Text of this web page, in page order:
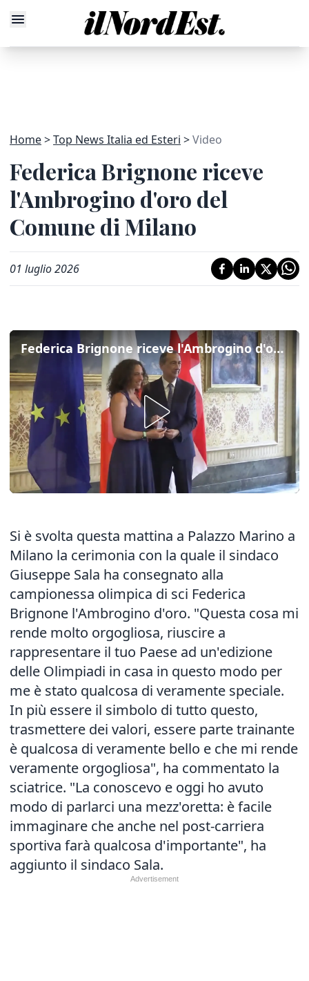
Home Top News Italia ed Esteri Video
Federica Brignone riceve
l'Ambrogino d'oro del
Comune di Milano
01 luglio 2026
Federica Brignone riceve l'Ambrogino d'oro del Comune di Milano
Si è svolta questa mattina a Palazzo Marino a
Milano la cerimonia con la quale il sindaco
Giuseppe Sala ha consegnato alla
campionessa olimpica di sci Federica
Brignone l'Ambrogino d'oro. "Questa cosa mi
rende molto orgogliosa, riuscire a
rappresentare il tuo Paese ad un'edizione
delle Olimpiadi in casa in questo modo per
me è stato qualcosa di veramente speciale.
In più essere il simbolo di tutto questo,
trasmettere dei valori, essere parte trainante
è qualcosa di veramente bello e che mi rende
veramente orgogliosa", ha commentato la
sciatrice. "La conoscevo e oggi ho avuto
modo di parlarci una mezz'oretta: è facile
immaginare che anche nel post-carriera
sportiva farà qualcosa d'importante", ha
aggiunto il sindaco Sala.